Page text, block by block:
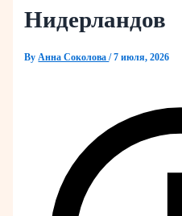
Нидерландов
By Анна Соколова/7 июля, 2026